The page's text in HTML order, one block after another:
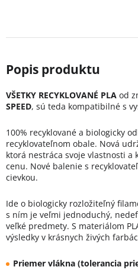
VŠETKY RECYKLOVANÉ PLA od
SPEED, sú teda kompatibilné s
100% recyklované a biologicky
recyklovateľnom obale. Nová
ktorá nestráca svoje vlastnosti
cenu. Nové balenie s
cievkou.
Ide o biologicky rozložiteľný
s ním je veľmi jednoduchý,
veľké predmety. S materiálom
výsledky v krásnych živých
Priemer vlákna (tolerancia